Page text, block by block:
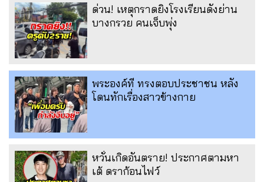
ด่วน! เหตุกราดยิงโรงเรียนดังย่าน
บางกรวย คนเจ็บพุ่ง
พระองค์ที ทรงตอบประชาชน หลัง
โดนทักเรื่องสาวข้างกาย
หวั่นเกิดอันตราย! ประกาศตามหา
เต้ ดราก้อนไฟว์